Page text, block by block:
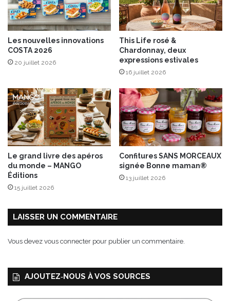
d
u
c
h
o
c
a
t
c
s
a
u
x
c
m
p
g
n
n
s
Les nouvelles innovations
COSTA 2026
20 juillet 2026
This Life rosé &
Chardonnay, deux
expressions estivales
16 juillet 2026
Le grand livre des apéros
du monde – MANGO
Éditions
15 juillet 2026
Confitures SANS MORCEAUX
signée Bonne maman®
13 juillet 2026
LAISSER UN COMMENTAIRE
Vous devez vous connecter pour publier un commentaire.
AJOUTEZ‑NOUS À VOS SOURCES